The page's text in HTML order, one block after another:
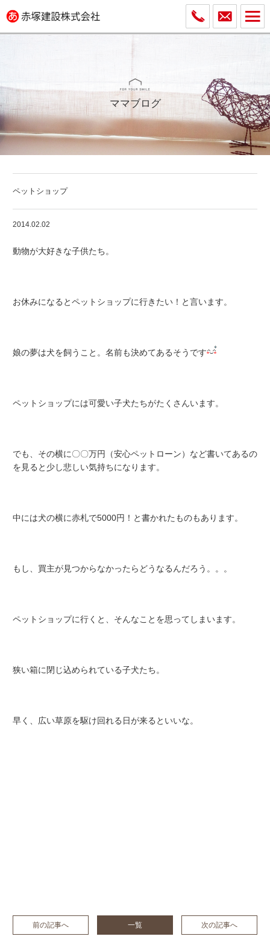
ママブログ
ペットショップ
2014.02.02
動物が大好きな子供たち。
お休みになるとペットショップに行きたい！と言います。
娘の夢は犬を飼うこと。名前も決めてあるそうです
ペットショップには可愛い子犬たちがたくさんいます。
でも、その横に〇〇万円（安心ペットローン）など書いてあるの
を見ると少し悲しい気持ちになります。
中には犬の横に赤札で5000円！と書かれたものもあります。
もし、買主が見つからなかったらどうなるんだろう。。。
ペットショップに行くと、そんなことを思ってしまいます。
狭い箱に閉じ込められている子犬たち。
早く、広い草原を駆け回れる日が来るといいな。
前の記事へ 一覧 次の記事へ